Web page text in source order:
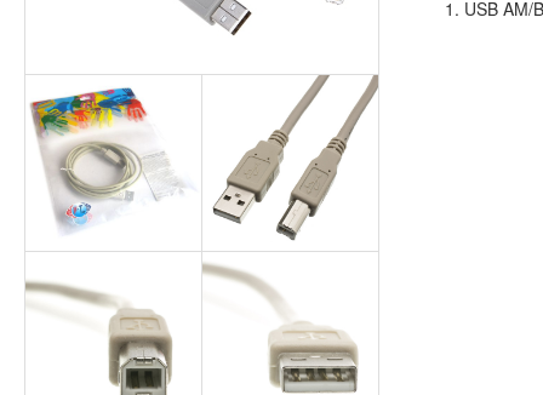
USB AM/